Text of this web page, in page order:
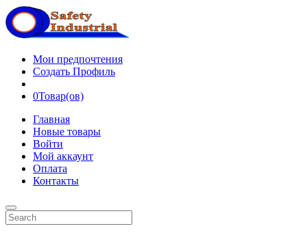
Мои предпочтения
Создать Профиль
0Товар(ов)
Главная
Новые товары
Войти
Мой аккаунт
Оплата
Контакты